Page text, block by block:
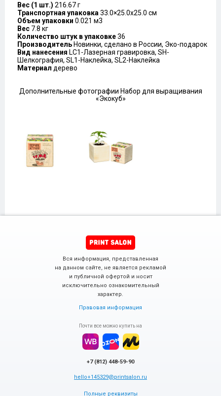
Вес (1 шт.) 216.67 г
Транспортная упаковка 33.0×25.0x25.0 см
Объем упаковки 0.021 м3
Вес 7.8 кг
Количество штук в упаковке36
Производитель Новинки, сделано в России, Эко-подарок
Вид нанесения LC1-Лазерная гравировка, SH-
Шелкография, SL1-Наклейка, SL2-Наклейка
Материал дерево
Дополнительные фотографии Набор для выращивания
«Экокуб»
Вся информация, представленная
на данном сайте, не является рекламой
и публичной офертой и носит
исключительно ознакомительный
характер.
Правовая информация
Почти все можно купить на
+7 (812) 448-59-90
hello+145329@printsalon.ru
Полные реквизиты